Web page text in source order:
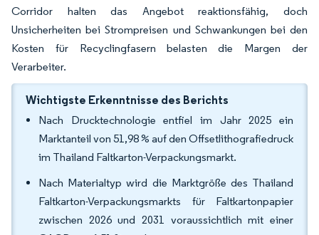
Corridor halten das Angebot reaktionsfähig, doch
Unsicherheiten bei Strompreisen und Schwankungen bei den
Kosten für Recyclingfasern belasten die Margen der
Verarbeiter.
Wichtigste Erkenntnisse des Berichts
Nach Drucktechnologie entfiel im Jahr 2025 ein
Marktanteil von 51,98 % auf den Offsetlithografiedruck
im Thailand Faltkarton-Verpackungsmarkt.
Nach Materialtyp wird die Marktgröße des Thailand
Faltkarton-Verpackungsmarkts für Faltkartonpapier
zwischen 2026 und 2031 voraussichtlich mit einer